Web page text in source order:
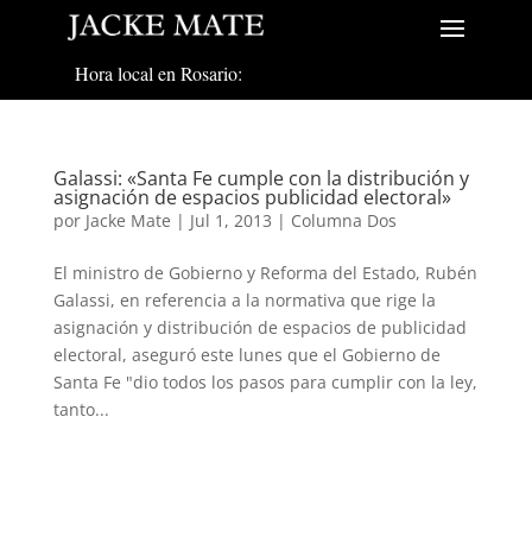
Hora local en Rosario:
Galassi: «Santa Fe cumple con la distribución y
asignación de espacios publicidad electoral»
por Jacke Mate | Jul 1, 2013 | Columna Dos
El ministro de Gobierno y Reforma del Estado, Rubén
Galassi, en referencia a la normativa que rige la
asignación y distribución de espacios de publicidad
electoral, aseguró este lunes que el Gobierno de
Santa Fe "dio todos los pasos para cumplir con la ley,
tanto...